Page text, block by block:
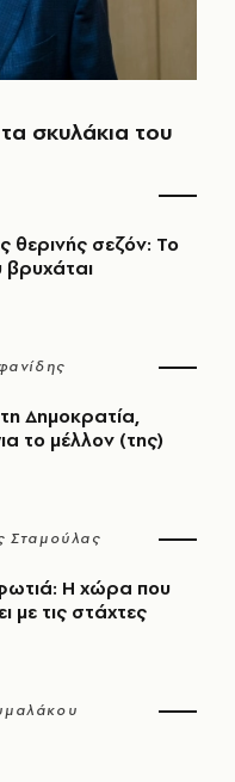
σκυλάκια του
θερινής σεζόν: Το
βρυχάται
Δημοκρατία,
το μέλλον (της)
Σταμούλας
Η χώρα που
με τις στάχτες